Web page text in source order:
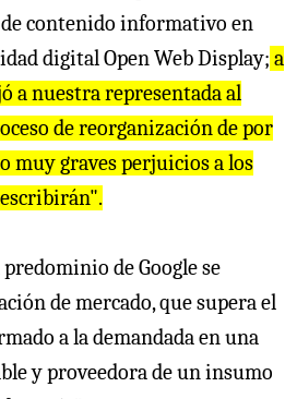
contenido informativo en
digital Open Web Display; a
a nuestra representada al
de reorganización de por
muy graves perjuicios a los
de Google se
de mercado, que supera el
a la demandada en una
y proveedora de un insumo